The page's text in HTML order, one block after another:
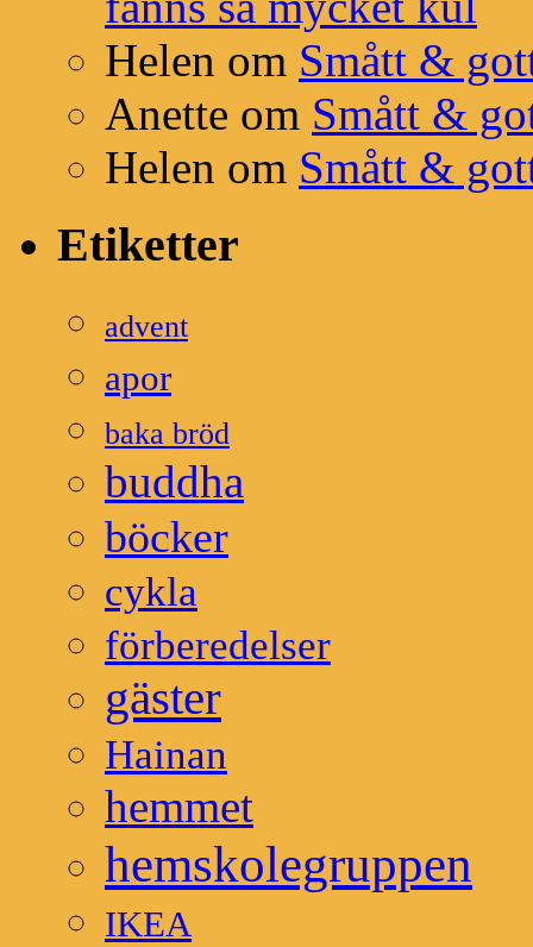
Helen om Smått &
Anette om Smått &
Helen om Smått &
Etiketter
advent
apor
baka bröd
buddha
böcker
cykla
förberedelser
gäster
Hainan
hemmet
hemskolegruppen
IKEA